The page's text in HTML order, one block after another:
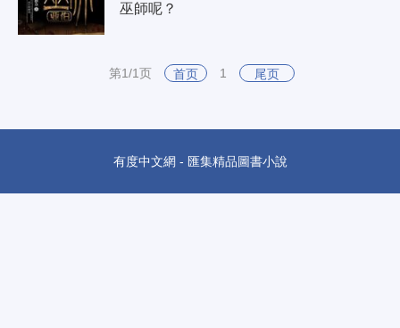
巫師呢？
第1/1页 首页 1 尾页
有度中文網 - 匯集精品圖書小說